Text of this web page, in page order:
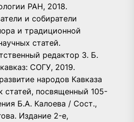
РАН, 2018.
и собиратели
и традиционной
статей.
редактор З. Б.
СОГУ, 2019.
народов Кавказа
статей, посвященный 105-
Б.А. Калоева / Сост.,
Издание 2-е,